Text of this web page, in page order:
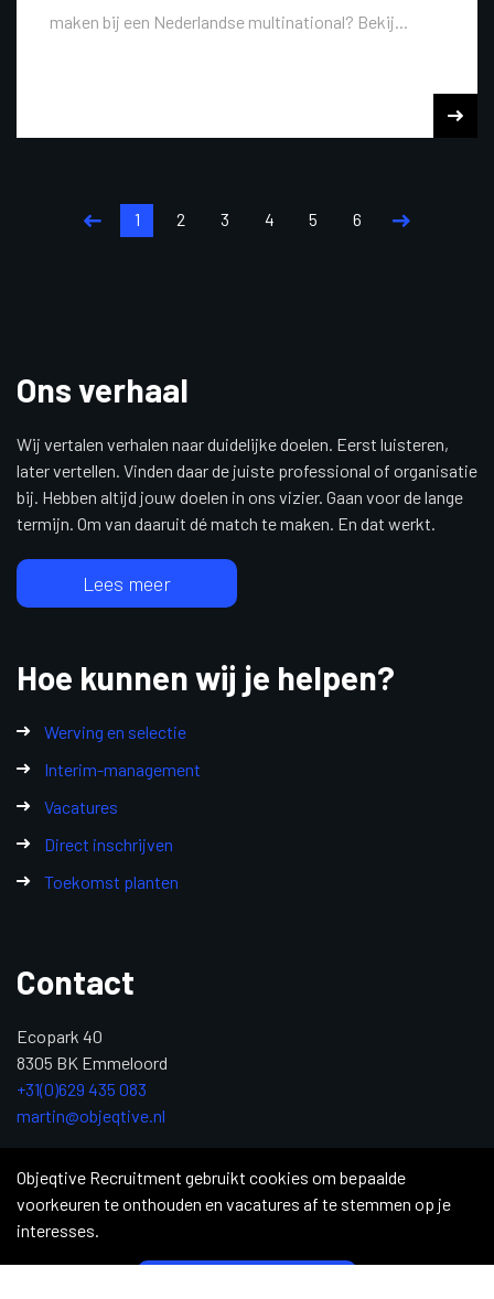
maken bij een Nederlandse multinational? Bekij...
1 2 3 4 5 6
Ons verhaal
Wij vertalen verhalen naar duidelijke doelen. Eerst luisteren,
later vertellen. Vinden daar de juiste professional of organisatie
bij. Hebben altijd jouw doelen in ons vizier. Gaan voor de lange
termijn. Om van daaruit dé match te maken. En dat werkt.
Lees meer
Hoe kunnen wij je helpen?
Werving en selectie
Interim-management
Vacatures
Direct inschrijven
Toekomst planten
Contact
Ecopark 40
8305 BK Emmeloord
+31(0)629 435 083
martin@objeqtive.nl
Copyright 2026 © Objective Recruitment|Privacy Statement
Objeqtive Recruitment gebruikt cookies om bepaalde
voorkeuren te onthouden en vacatures af te stemmen op je
interesses.